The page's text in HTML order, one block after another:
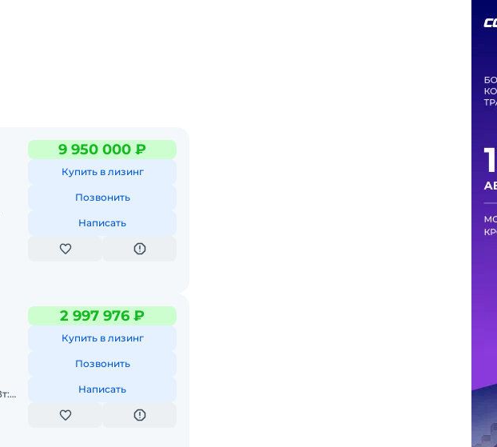
9 950 000 ₽
Купить в лизинг
Позвонить
Написать
2 997 976 ₽
Купить в лизинг
Позвонить
Написать